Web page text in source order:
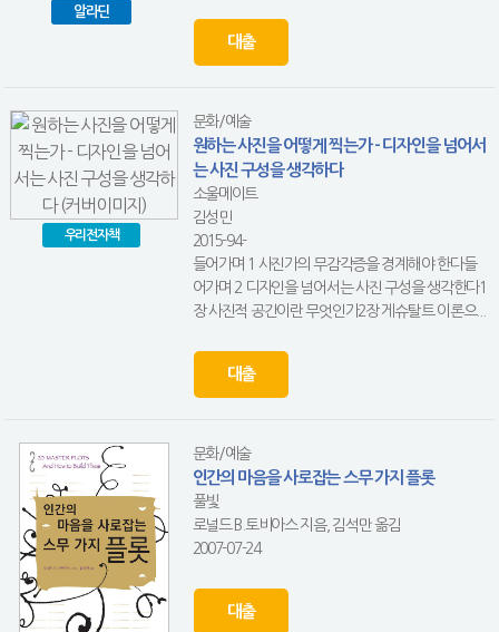
알라딘
대출
우리전자책
문화/예술
원하는 사진을 어떻게 찍는가 - 디자인을 넘어서
는 사진 구성을 생각하다
소울메이트
김성민
2015-94-
들어가며 1 사진가의 무감각증을 경계해야 한다들
어가며 2 디자인을 넘어서는 사진 구성을 생각한다1
장 사진적 공간이란 무엇인가2장 게슈탈트 이론으...
대출
문화/예술
인간의 마음을 사로잡는 스무 가지 플롯
풀빛
로널드 B.토비아스 지음, 김석만 옮김
2007-07-24
대출